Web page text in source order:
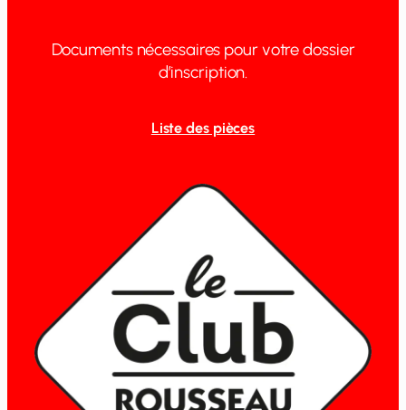
Documents nécessaires pour votre dossier
d’inscription.
Liste des pièces